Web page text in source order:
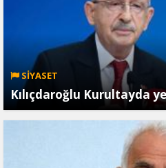
SİYASET
Kılıçdaroğlu Kurultayda